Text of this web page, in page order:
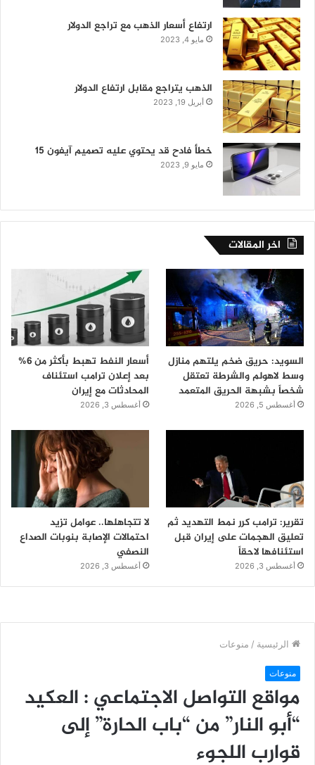
ارتفاع أسعار الذهب مع تراجع الدولار
مايو 4, 2023
الذهب يتراجع مقابل ارتفاع الدولار
أبريل 19, 2023
خطأ فادح قد يحتوي عليه تصميم آيفون 15
مايو 9, 2023
اخر المقالات
السويد: حريق ضخم يلتهم منازل
وسط لاهولم والشرطة تعتقل
شخصاً بشبهة الحريق المتعمد
أغسطس 5, 2026
أسعار النفط تهبط بأكثر من 6%
بعد إعلان ترامب استئناف
المحادثات مع إيران
أغسطس 3, 2026
تقرير: ترامب كرر نمط التهديد ثم
تعليق الهجمات على إيران قبل
استئنافها لاحقاً
أغسطس 3, 2026
لا تتجاهلها.. عوامل تزيد
احتمالات الإصابة بنوبات الصداع
النصفي
أغسطس 3, 2026